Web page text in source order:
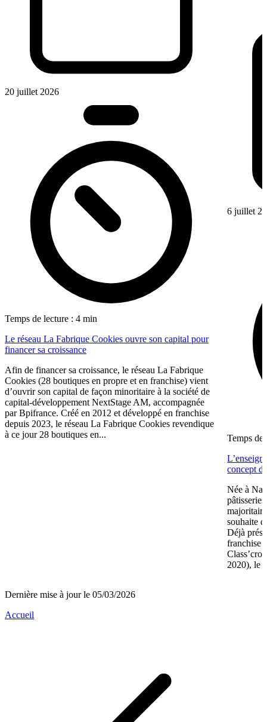
20 juillet 2026
Temps de lecture : 4 min
Le réseau La Fabrique Cookies ouvre son capital pour
financer sa croissance
Afin de financer sa croissance, le réseau La Fabrique
Cookies (28 boutiques en propre et en franchise) vient
d’ouvrir son capital de façon minoritaire à la société de
capital-développement NextStage AM, accompagnée
par Bpifrance. Créé en 2012 et développé en franchise
depuis 2023, le réseau La Fabrique Cookies revendique
à ce jour 28 boutiques en...
6 juillet
Temps de
concept
Née à
souhaite
Déjà
franchise
2020), le
Dernière mise à jour le 05/03/2026
Accueil